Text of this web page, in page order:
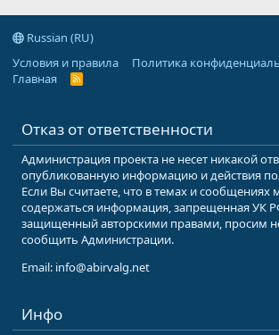
Russian (RU)
Условия и правила
Политика
Главная
R
Отказ от ответственности
Администрация проекта не несет никакой
опубликованную информацию и действия
Если Вы считаете, что в темах и сообщениях
содержаться информация, запрещенная УК
защищенный авторскими правами, просим
сообщить Администрации.
Email: info@abirvalg.net
Инфо